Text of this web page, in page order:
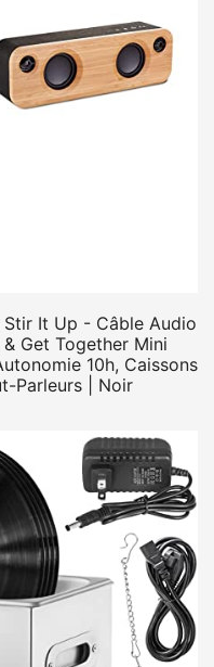
It Up - Câble Audio
Get Together Mini
10h, Caissons
Parleurs | Noir